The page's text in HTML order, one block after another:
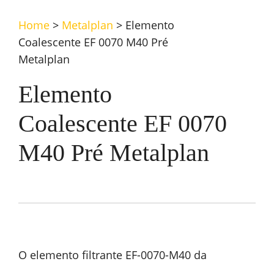
Home > Metalplan > Elemento
Coalescente EF 0070 M40 Pré
Metalplan
Elemento
Coalescente EF 0070
M40 Pré Metalplan
O elemento filtrante EF-0070-M40 da